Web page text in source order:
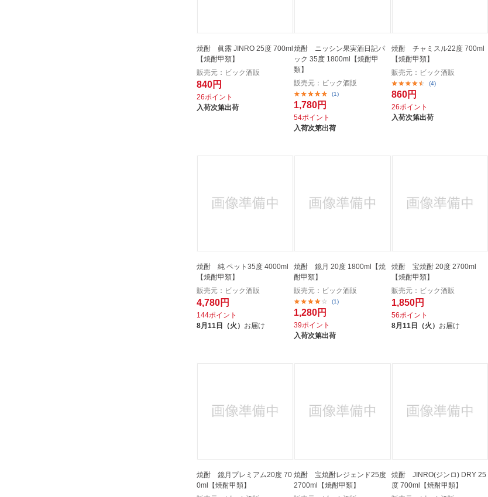
焼酎 眞露 JINRO 25度 700ml
【焼酎甲類】
販売元：ビック酒販
840円
26ポイント
入荷次第出荷
焼酎 ニッシン果実酒日記パ
ック 35度 1800ml【焼酎甲
類】
販売元：ビック酒販
(1)
1,780円
54ポイント
入荷次第出荷
焼酎 チャミスル22度 700ml
【焼酎甲類】
販売元：ビック酒販
(4)
860円
26ポイント
入荷次第出荷
焼酎 純 ペット35度 4000ml
【焼酎甲類】
販売元：ビック酒販
4,780円
144ポイント
8月11日（火） お届け
焼酎 鏡月 20度 1800ml【焼
酎甲類】
販売元：ビック酒販
(1)
1,280円
39ポイント
入荷次第出荷
焼酎 宝焼酎 20度 2700ml
【焼酎甲類】
販売元：ビック酒販
1,850円
56ポイント
8月11日（火） お届け
焼酎 鏡月プレミアム20度 70
0ml【焼酎甲類】
焼酎 宝焼酎レジェンド25度
2700ml【焼酎甲類】
焼酎 JINRO(ジンロ) DRY 25
度 700ml【焼酎甲類】